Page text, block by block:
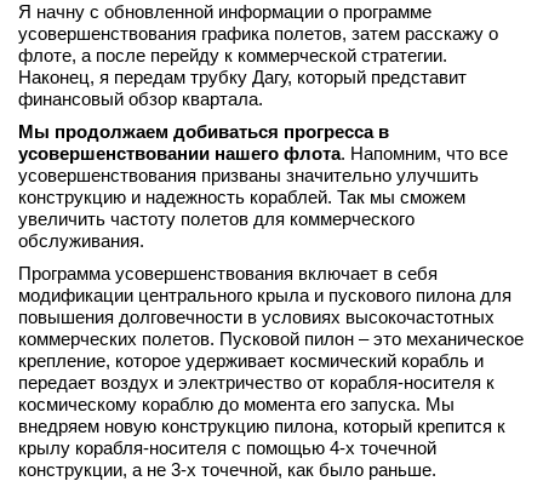
вконтакте
телеграм
Стать автором
Вход
Я начну с обновленной информации о программе
усовершенствования графика полетов, затем расскажу о
флоте, а после перейду к коммерческой стратегии.
Наконец, я передам трубку Дагу, который представит
финансовый обзор квартала.
Мы продолжаем добиваться прогресса в
усовершенствовании нашего флота. Напомним, что все
усовершенствования призваны значительно улучшить
конструкцию и надежность кораблей. Так мы сможем
увеличить частоту полетов для коммерческого
обслуживания.
Программа усовершенствования включает в себя
модификации центрального крыла и пускового пилона для
повышения долговечности в условиях высокочастотных
коммерческих полетов. Пусковой пилон – это механическое
крепление, которое удерживает космический корабль и
передает воздух и электричество от корабля-носителя к
космическому кораблю до момента его запуска. Мы
внедряем новую конструкцию пилона, который крепится к
крылу корабля-носителя с помощью 4-х точечной
конструкции, а не 3-х точечной, как было раньше.